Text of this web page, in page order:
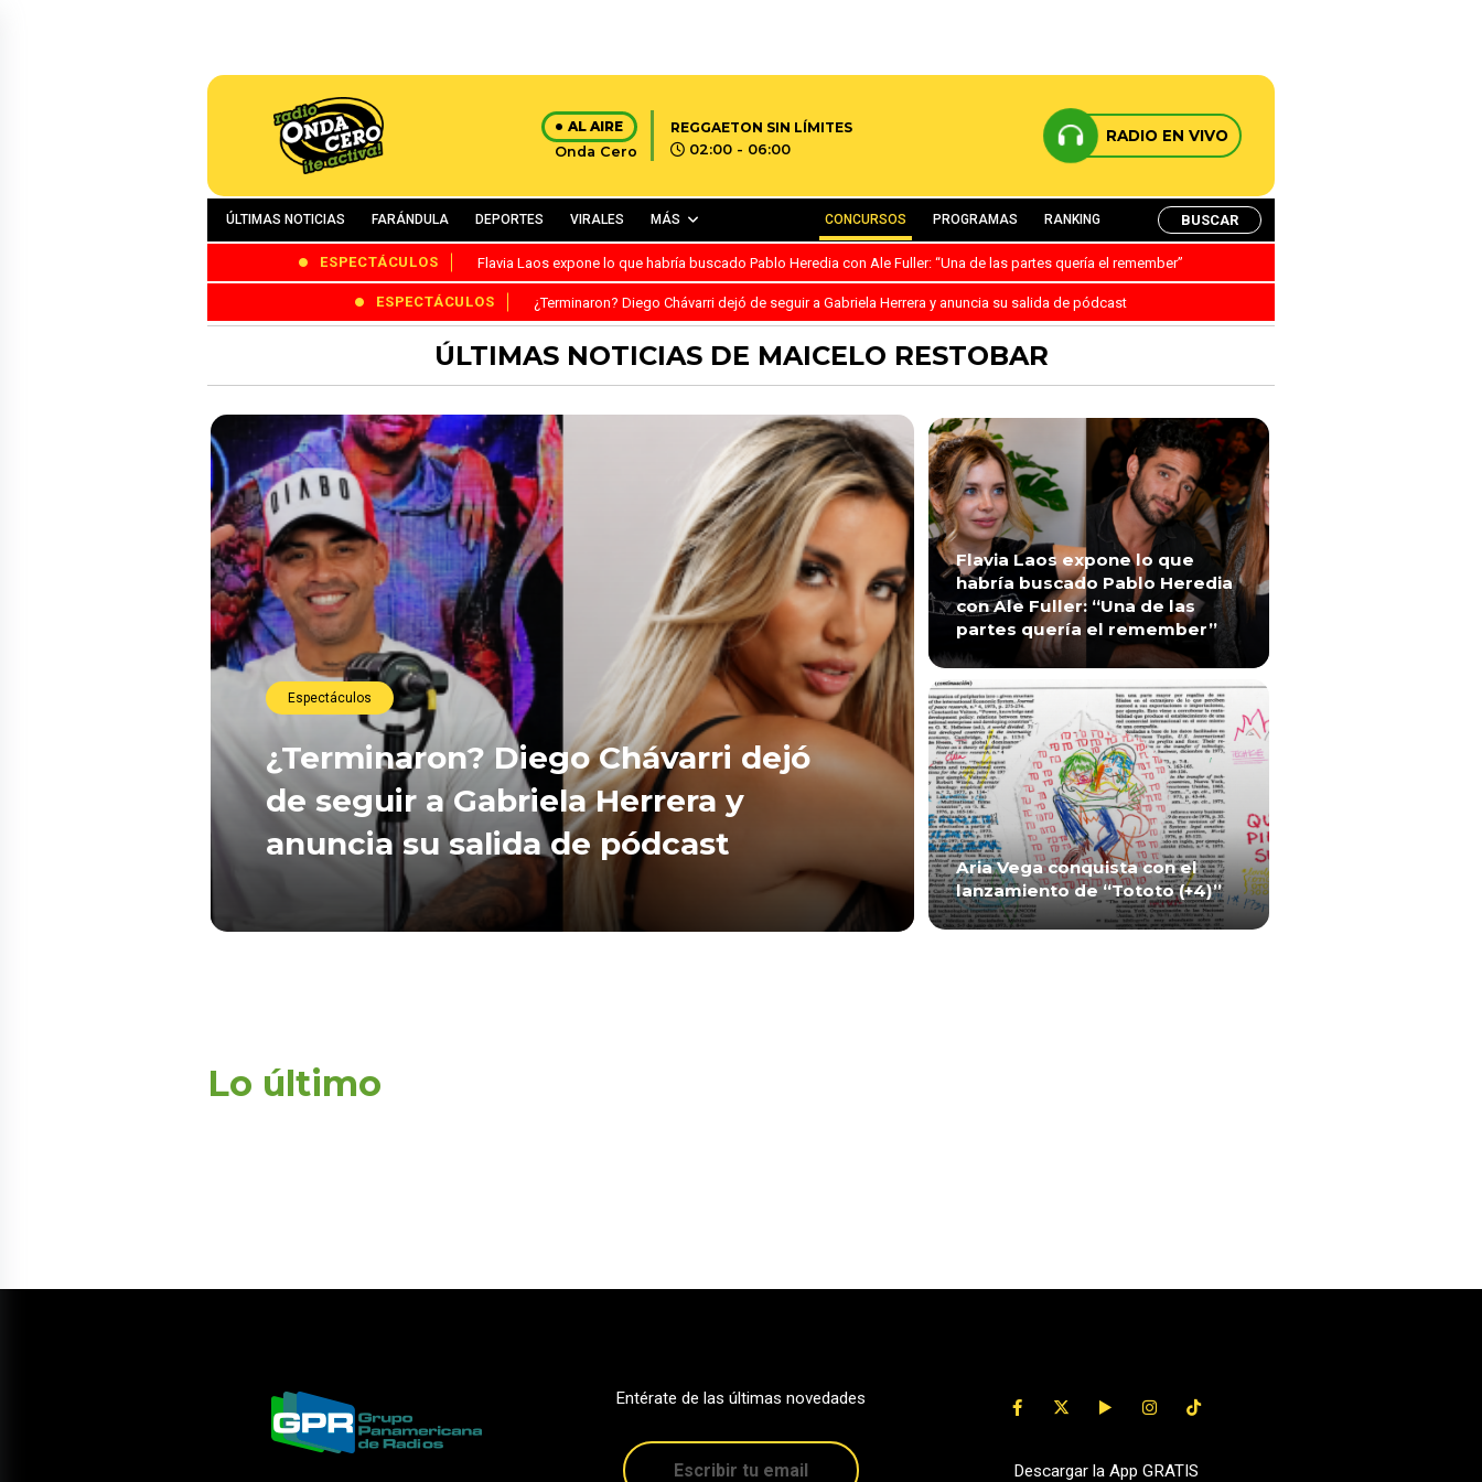
AL AIRE
Onda Cero
REGGAETON SIN LÍMITES
02:00 - 06:00
RADIO EN VIVO
ÚLTIMAS NOTICIAS FARÁNDULA DEPORTES VIRALES MÁS CONCURSOS PROGRAMAS RANKING BUSCAR
ESPECTÁCULOS Flavia Laos expone lo que habría buscado Pablo Heredia con Ale Fuller: “Una de las partes quería el remember”
ESPECTÁCULOS ¿Terminaron? Diego Chávarri dejó de seguir a Gabriela Herrera y anuncia su salida de pódcast
ÚLTIMAS NOTICIAS DE MAICELO RESTOBAR
Espectáculos
¿Terminaron? Diego Chávarri dejó
de seguir a Gabriela Herrera y
anuncia su salida de pódcast
Flavia Laos expone lo que
habría buscado Pablo Heredia
con Ale Fuller: “Una de las
partes quería el remember”
Aria Vega conquista con el
lanzamiento de “Tototo (+4)”
Lo último
Entérate de las últimas novedades
Descargar la App GRATIS